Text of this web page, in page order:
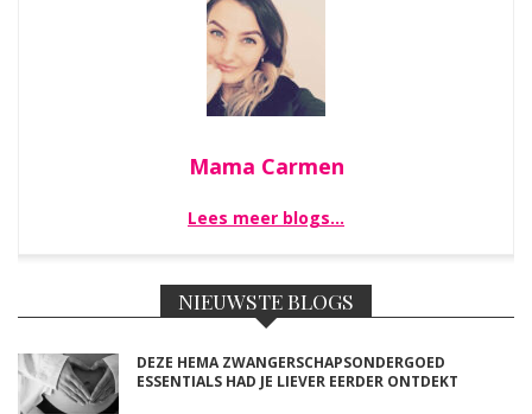
Mama Carmen
Lees meer blogs…
NIEUWSTE BLOGS
DEZE HEMA ZWANGERSCHAPSONDERGOED
ESSENTIALS HAD JE LIEVER EERDER ONTDEKT